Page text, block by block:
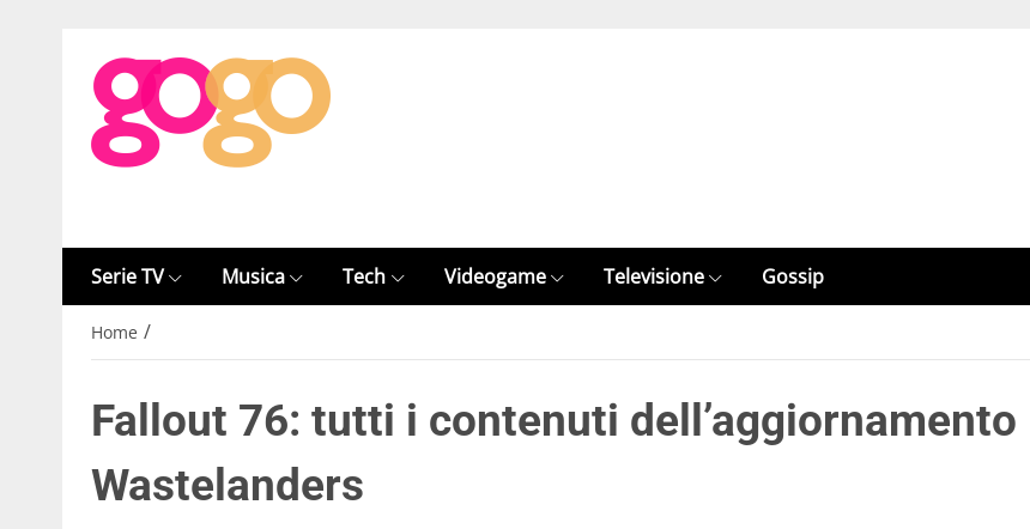
Serie TV Musica Tech Videogame Televisione Gossip
Home /
Fallout 76: tutti i contenuti dell’aggiornamento
Wastelanders